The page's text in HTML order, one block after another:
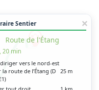
Sentier
Route de l'Étang
20 min
diriger vers le nord-est
la route de l’Étang (D
25 m